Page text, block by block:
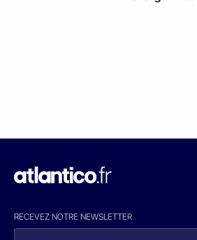
RECEVEZ NOTRE NEWSLETTER